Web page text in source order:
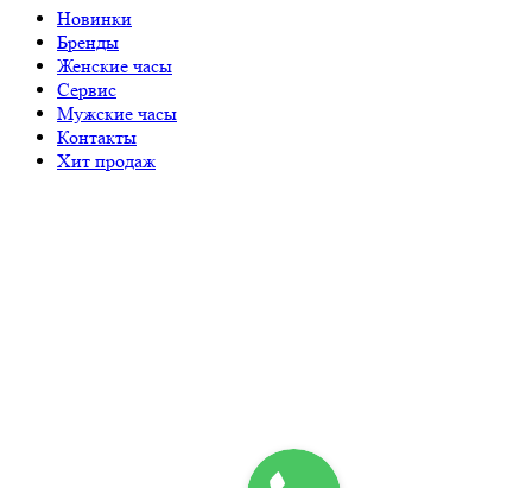
Новинки
Бренды
Женские часы
Сервис
Мужские часы
Контакты
Хит продаж